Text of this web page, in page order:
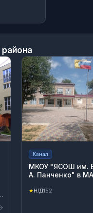
Канал
МКОУ "ЯСОШ им.
А. Панченко" в
★Н/Д152